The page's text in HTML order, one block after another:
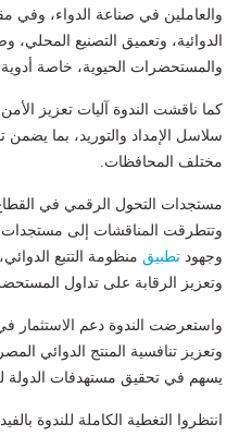
والعاملين في صناعة الدواء، وفي
الدوائية، وتعميق التصنيع المحلي،
والمستحضرات الحيوية، خاصة أدوية
كما ناقشت الندوة آليات تعزيز
سلاسل الإمداد والتوريد، بما
مختلف المحافظات.
مستجدات التحول الرقمي في
وتتطرقت المناقشات إلى مستجدات
وجهود تطبيق منظومة التتبع
وتعزيز الرقابة على تداول
واستعرضت الندوة دعم الاستثمار
وتعزيز تنافسية المنتج الدوائي
يسهم في تحقيق مستهدفات الدولة
انتظروا التغطية الكاملة للندوة